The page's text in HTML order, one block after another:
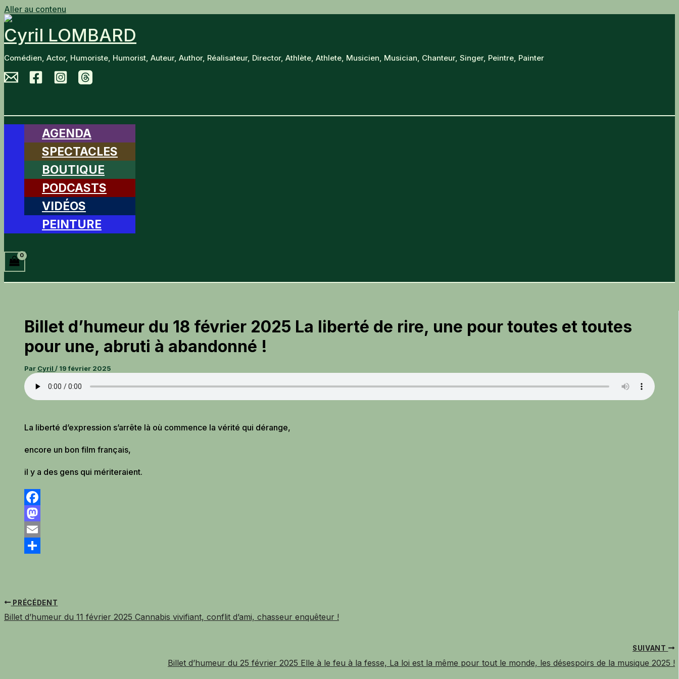
Aller au contenu
Cyril LOMBARD
Comédien, Actor, Humoriste, Humorist, Auteur, Author, Réalisateur, Director, Athlète, Athlete, Musicien, Musician, Chanteur, Singer, Peintre, Painter
AGENDA
SPECTACLES
BOUTIQUE
PODCASTS
VIDÉOS
PEINTURE
Billet d’humeur du 18 février 2025 La liberté de rire, une pour toutes et toutes
pour une, abruti à abandonné !
Par Cyril / 19 février 2025
La liberté d’expression s’arrête là où commence la vérité qui dérange,
encore un bon film français,
il y a des gens qui mériteraient.
Facebook
Mastodon
Email
PRÉCÉDENT
Billet d’humeur du 11 février 2025 Cannabis vivifiant, conflit d’ami, chasseur enquêteur !
SUIVANT
Billet d’humeur du 25 février 2025 Elle à le feu à la fesse, La loi est la même pour tout le monde, les désespoirs de la musique 2025 !